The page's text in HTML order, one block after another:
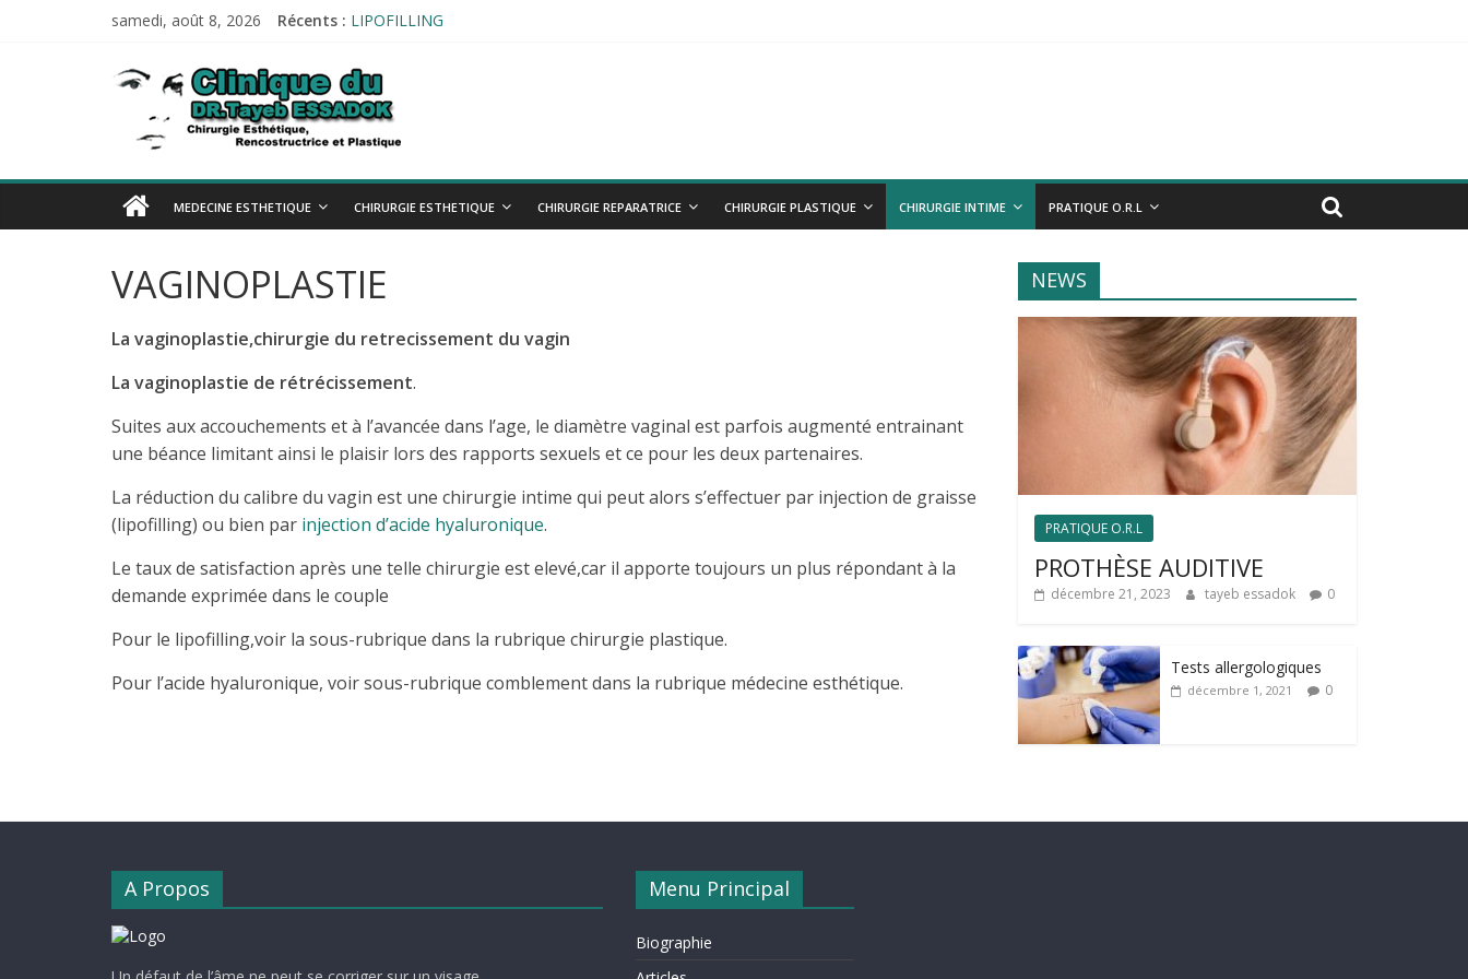
samedi, août 8, 2026 Récents : LIPOFILLING
Tests allergologiques
Audiométrie
Impédancemétrie
Esthetique-
alger.com
Esthetique-
alger.com
MEDECINE ESTHETIQUE CHIRURGIE ESTHETIQUE CHIRURGIE REPARATRICE CHIRURGIE PLASTIQUE CHIRURGIE INTIME PRATIQUE O.R.L
VAGINOPLASTIE
La vaginoplastie,chirurgie du retrecissement du vagin
La vaginoplastie de rétrécissement.
Suites aux accouchements et à l’avancée dans l’age, le diamètre vaginal est parfois augmenté entrainant
une béance limitant ainsi le plaisir lors des rapports sexuels et ce pour les deux partenaires.
La réduction du calibre du vagin est une chirurgie intime qui peut alors s’effectuer par injection de graisse
(lipofilling) ou bien par injection d’acide hyaluronique.
Le taux de satisfaction après une telle chirurgie est elevé,car il apporte toujours un plus répondant à la
demande exprimée dans le couple
Pour le lipofilling,voir la sous-rubrique dans la rubrique chirurgie plastique.
Pour l’acide hyaluronique, voir sous-rubrique comblement dans la rubrique médecine esthétique.
NEWS
PRATIQUE O.R.L
PROTHÈSE AUDITIVE
décembre 21, 2023 tayeb essadok 0
Tests allergologiques
décembre 1, 2021 0
A Propos Menu Principal
Biographie